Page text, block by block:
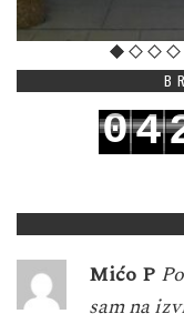
04
Mićo P
sam na